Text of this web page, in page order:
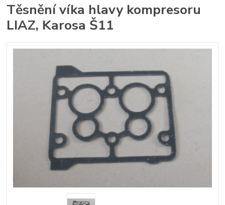
Těsnění víka hlavy kompresoru
LIAZ, Karosa Š11